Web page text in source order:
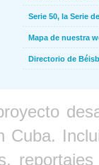
Serie 50, la Serie
Mapa de nuestra
Directorio de
Cuba.